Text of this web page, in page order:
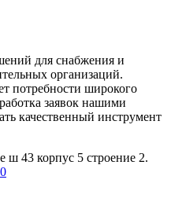
для снабжения и
организаций.
потребности широкого
заявок нашими
качественный инструмент
43 корпус 5 строение 2.